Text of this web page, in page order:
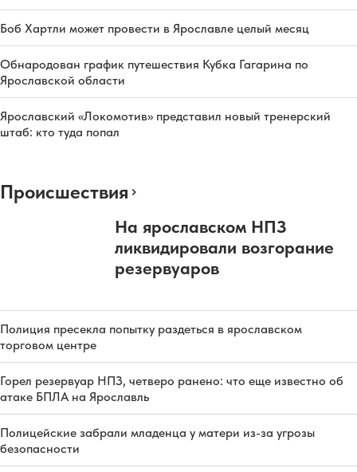
Боб Хартли может провести в Ярославле целый месяц
Обнародован график путешествия Кубка Гагарина по
Ярославской области
Ярославский «Локомотив» представил новый тренерский
штаб: кто туда попал
Происшествия
На ярославском НПЗ
ликвидировали возгорание
резервуаров
Полиция пресекла попытку раздеться в ярославском
торговом центре
Горел резервуар НПЗ, четверо ранено: что еще известно об
атаке БПЛА на Ярославль
Полицейские забрали младенца у матери из-за угрозы
безопасности